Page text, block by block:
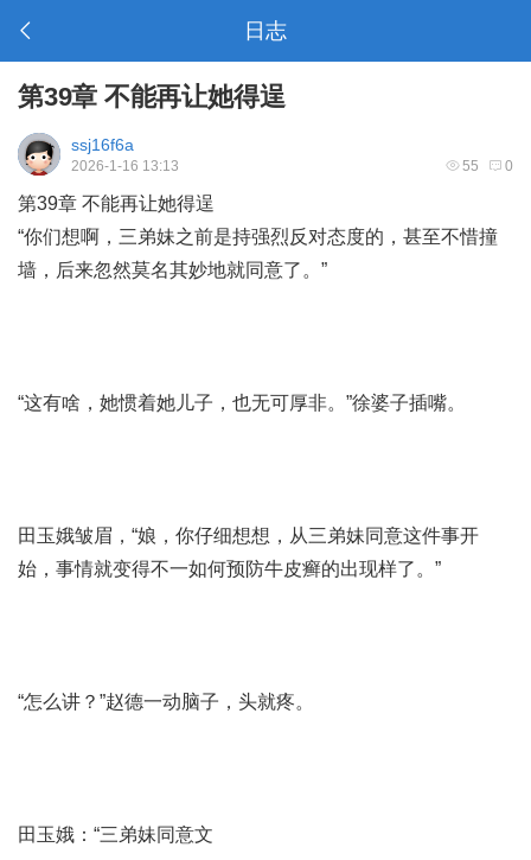
日志
第39章 不能再让她得逞
ssj16f6a
55 0
2026-1-16 13:13
第39章 不能再让她得逞
“你们想啊，三弟妹之前是持强烈反对态度的，甚至不惜撞
墙，后来忽然莫名其妙地就同意了。”
“这有啥，她惯着她儿子，也无可厚非。”徐婆子插嘴。
田玉娥皱眉，“娘，你仔细想想，从三弟妹同意这件事开
始，事情就变得不一如何预防牛皮癣的出现样了。”
“怎么讲？”赵德一动脑子，头就疼。
田玉娥：“三弟妹同意文